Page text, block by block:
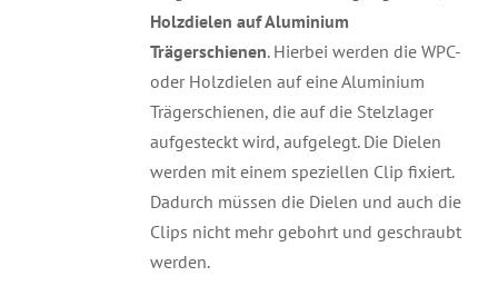
Holzdielen auf Aluminium
Trägerschienen. Hierbei werden die WPC-
oder Holzdielen auf eine Aluminium
Trägerschienen, die auf die Stelzlager
aufgesteckt wird, aufgelegt. Die Dielen
werden mit einem speziellen Clip fixiert.
Dadurch müssen die Dielen und auch die
Clips nicht mehr gebohrt und geschraubt
werden.